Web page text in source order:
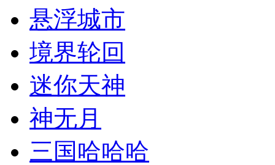
悬浮城市
境界轮回
迷你天神
神无月
三国哈哈哈